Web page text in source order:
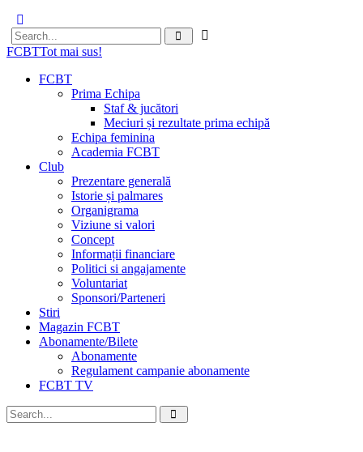
FCBTTot mai sus!
FCBT
Prima Echipa
Staf & jucători
Meciuri și rezultate prima echipă
Echipa feminina
Academia FCBT
Club
Prezentare generală
Istorie și palmares
Organigrama
Viziune si valori
Concept
Informații financiare
Politici si angajamente
Voluntariat
Sponsori/Parteneri
Stiri
Magazin FCBT
Abonamente/Bilete
Abonamente
Regulament campanie abonamente
FCBT TV